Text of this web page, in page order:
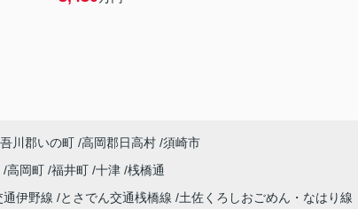
吾川郡いの町 高岡郡日高村 須崎市
高岡町 福井町 十津 桟橋通
通伊野線 とさでん交通桟橋線
土佐くろしおごめん・なはり線